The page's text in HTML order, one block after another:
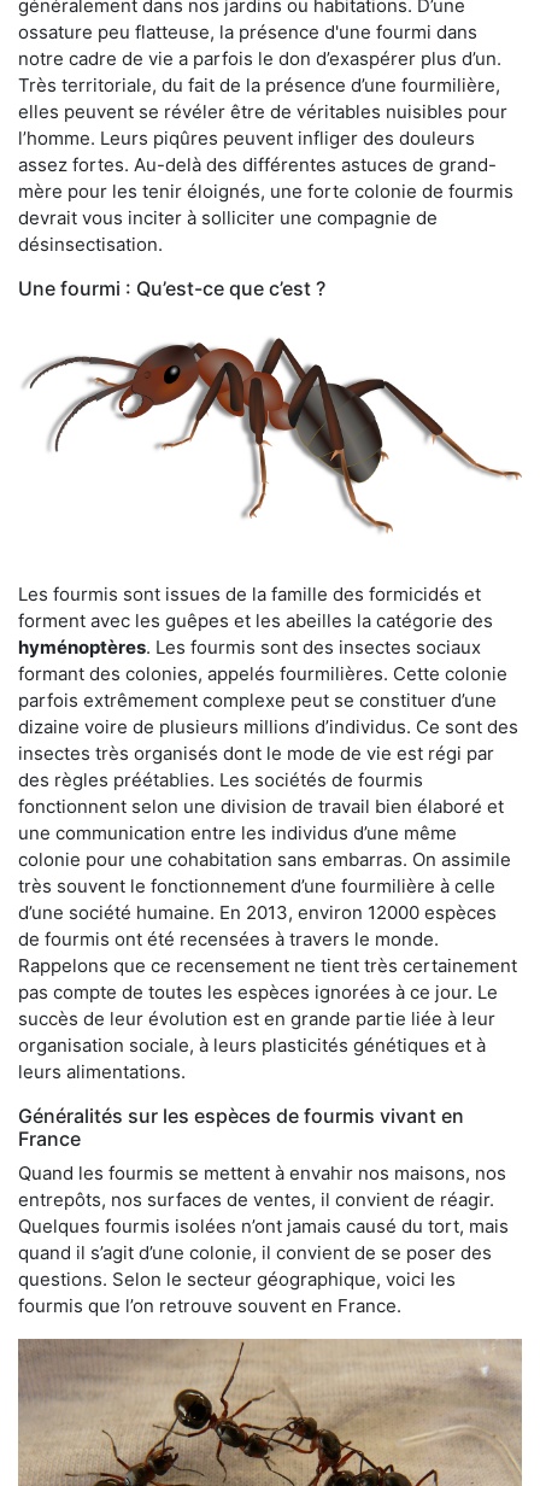
généralement dans nos jardins ou habitations. D’une
ossature peu flatteuse, la présence d'une fourmi dans
notre cadre de vie a parfois le don d’exaspérer plus d’un.
Très territoriale, du fait de la présence d’une fourmilière,
elles peuvent se révéler être de véritables nuisibles pour
l’homme. Leurs piqûres peuvent infliger des douleurs
assez fortes. Au-delà des différentes astuces de grand-
mère pour les tenir éloignés, une forte colonie de fourmis
devrait vous inciter à solliciter une compagnie de
désinsectisation.
Une fourmi : Qu’est-ce que c’est ?
Les fourmis sont issues de la famille des formicidés et
forment avec les guêpes et les abeilles la catégorie des
hyménoptères. Les fourmis sont des insectes sociaux
formant des colonies, appelés fourmilières. Cette colonie
parfois extrêmement complexe peut se constituer d’une
dizaine voire de plusieurs millions d’individus. Ce sont des
insectes très organisés dont le mode de vie est régi par
des règles préétablies. Les sociétés de fourmis
fonctionnent selon une division de travail bien élaboré et
une communication entre les individus d’une même
colonie pour une cohabitation sans embarras. On assimile
très souvent le fonctionnement d’une fourmilière à celle
d’une société humaine. En 2013, environ 12000 espèces
de fourmis ont été recensées à travers le monde.
Rappelons que ce recensement ne tient très certainement
pas compte de toutes les espèces ignorées à ce jour. Le
succès de leur évolution est en grande partie liée à leur
organisation sociale, à leurs plasticités génétiques et à
leurs alimentations.
Généralités sur les espèces de fourmis vivant en
France
Quand les fourmis se mettent à envahir nos maisons, nos
entrepôts, nos surfaces de ventes, il convient de réagir.
Quelques fourmis isolées n’ont jamais causé du tort, mais
quand il s’agit d’une colonie, il convient de se poser des
questions. Selon le secteur géographique, voici les
fourmis que l’on retrouve souvent en France.